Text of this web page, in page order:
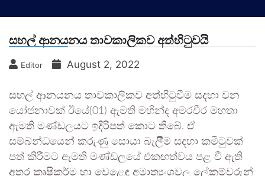
සහල් ආනයනය තාවකාලිකව අත්හිටුවයි
Editor August 2, 2022
සහල් ආනයනය තාවකාලිකව අත්හිටුවීම සදහා වන
යෝජනාවක් ඊයේ(01) ඇමති මහින්ද අමරවීර මහතා
ඇමති මණ්ඩලයට ඉදිරිපත් කොට තිබේ. ඒ
සම්බන්ධයෙන් කරුණු සොයා බැලීිම සදහා කමිටුවක්
පත් කිරීමට ඇමති මණ්ඩලයේ එකඟත්වය පළ වී ඇති
අතර කෘෂිකර්ම හා වෙළෙඳ අමාත්‍යංශවල ලේකම්වරුන්